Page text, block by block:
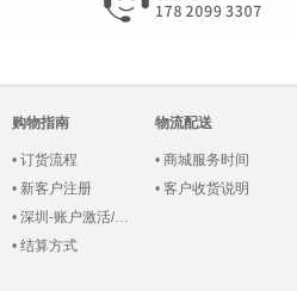
购物指南
• 订货流程
• 新客户注册
• 深圳-账户激活/登录
• 结算方式
物流配送
• 商城服务时间
• 客户收货说明